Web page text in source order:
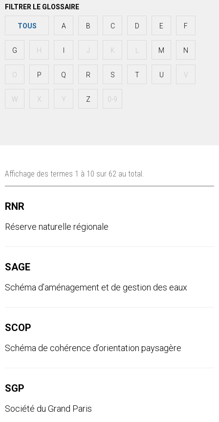
FILTRER LE GLOSSAIRE
TOUS A B C D E F
G H J K M N
O P Q R S T U V
W X Y Z 0-9
Affichage des termes 1 à 10 sur 62 au total.
RNR
Réserve naturelle régionale
SAGE
Schéma d’aménagement et de gestion des eaux
SCOP
Schéma de cohérence d’orientation paysagère
SGP
Société du Grand Paris